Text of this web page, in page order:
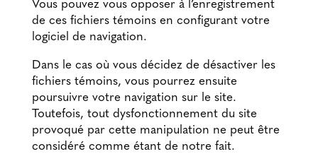
de ces fichiers témoins en configurant votre
logiciel de navigation.
Dans le cas où vous décidez de désactiver les
fichiers témoins, vous pourrez ensuite
poursuivre votre navigation sur le site.
Toutefois, tout dysfonctionnement du site
provoqué par cette manipulation ne peut être
considéré comme étant de notre fait.